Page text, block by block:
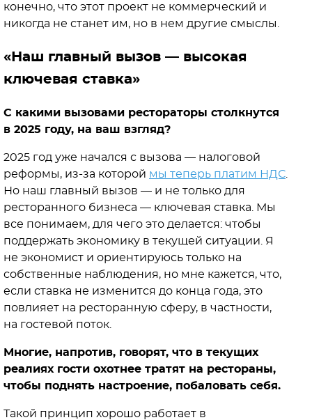
конечно, что этот проект не коммерческий и
никогда не станет им, но в нем другие смыслы.
«Наш главный вызов — высокая
ключевая ставка»
С какими вызовами рестораторы столкнутся
в 2025 году, на ваш взгляд?
2025 год уже начался с вызова — налоговой
реформы, из-за которой мы теперь платим НДС
Но наш главный вызов — и не только для
ресторанного бизнеса — ключевая ставка. Мы
все понимаем, для чего это делается: чтобы
поддержать экономику в текущей ситуации. Я
не экономист и ориентируюсь только на
собственные наблюдения, но мне кажется, что,
если ставка не изменится до конца года, это
повлияет на ресторанную сферу, в частности,
на гостевой поток.
Многие, напротив, говорят, что в текущих
реалиях гости охотнее тратят на рестораны,
чтобы поднять настроение, побаловать себя.
Такой принцип хорошо работает в